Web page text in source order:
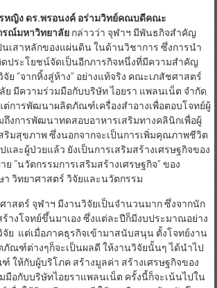
หญิง ดร.พรอนงค์ อร่ามวิทย์คณบดีคณะ
รณ์มหาวิทยาลัยกล่าวว่า จุฬาฯ มีพันธกิจสำคัญ
เสาหลักของแผ่นดิน ในด้านวิชาการ ซึ่งการนำ
ดประโยชน์จัดเป็นอีกภารกิจหนึ่งที่มีความสำคัญ
ย “จากหิ้งสู่ห้าง” อย่างแท้จริง คณะเภสัชศาสตร์
ย มีความร่วมมือกับบริษัท ไอยรา แพลนเน็ต จำกัด
ต่การพัฒนาผลิตภัณฑ์เครื่องสำอางเพื่อตอบโจทย์ผู้
งการพัฒนาทดสอบอาหารเสริมทางคลินิกเพื่อผู้
ริมสุขภาพ ซึ่งนอกจากจะเป็นการเพิ่มคุณภาพชีวิต
ละผู้ป่วยแล้ว ยังเป็นการเสริมสร้างเศรษฐกิจของ
“นวัตกรรมการเสริมสร้างเศรษฐกิจ” ของ
า วิทยาศาสตร์ วิจัยและนวัตกรรม
าสตร์ จุฬาฯ มีงานวิจัยเป็นจำนวนมาก ซึ่งจากนัก
างโจทย์ขึ้นมาเอง ซึ่งแต่ละปีก็มีงบประมาณอย่าง
ย แต่เมื่อภาคธุรกิจเข้ามาสนับสนุน ตั้งโจทย์งาน
ณฑ์ต่างๆก็จะเป็นผลดี ให้งานวิจัยนั้นๆ ได้นำไป
ให้กับผู้บริโภค สร้างมูลค่า สร้างเศรษฐกิจของ
มือกับบริษัทไอยราแพลนเน็ต ครั้งนี้ก็จะเน้นไปใน